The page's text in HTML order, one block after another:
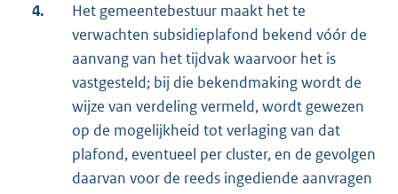
4.
Het gemeentebestuur maakt het te
verwachten subsidieplafond bekend vóór de
aanvang van het tijdvak waarvoor het is
vastgesteld; bij die bekendmaking wordt de
wijze van verdeling vermeld, wordt gewezen
op de mogelijkheid tot verlaging van dat
plafond, eventueel per cluster, en de gevolgen
daarvan voor de reeds ingediende aanvragen